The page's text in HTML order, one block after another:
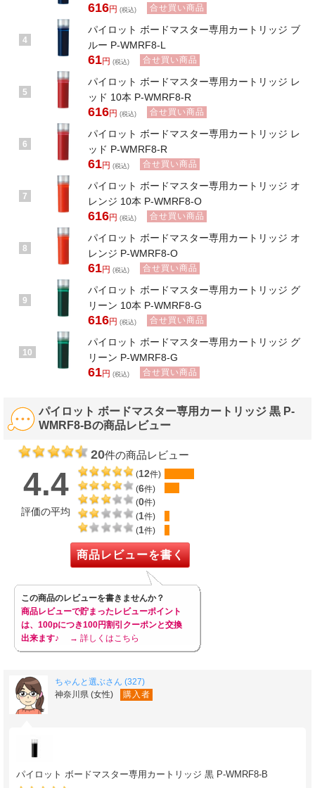
616円 (税込) 合せ買い商品
4
パイロット ボードマスター専用カートリッジ ブ
ルー P-WMRF8-L
61円 (税込) 合せ買い商品
5
パイロット ボードマスター専用カートリッジ レ
ッド 10本 P-WMRF8-R
616円 (税込) 合せ買い商品
6
パイロット ボードマスター専用カートリッジ レ
ッド P-WMRF8-R
61円 (税込) 合せ買い商品
7
パイロット ボードマスター専用カートリッジ オ
レンジ 10本 P-WMRF8-O
616円 (税込) 合せ買い商品
8
パイロット ボードマスター専用カートリッジ オ
レンジ P-WMRF8-O
61円 (税込) 合せ買い商品
9
パイロット ボードマスター専用カートリッジ グ
リーン 10本 P-WMRF8-G
616円 (税込) 合せ買い商品
10
パイロット ボードマスター専用カートリッジ グ
リーン P-WMRF8-G
61円 (税込) 合せ買い商品
パイロット ボードマスター専用カートリッジ 黒 P-
WMRF8-Bの商品レビュー
20件の商品レビュー
4.4
評価の平均
(12件)
(6件)
(0件)
(1件)
(1件)
商品レビューを書く
この商品のレビューを書きませんか？
商品レビューで貯まったレビューポイント
は、100pにつき100円割引クーポンと交換
出来ます♪
→ 詳しくはこちら
ちゃんと選ぶさん (327)
神奈川県 (女性)
購入者
パイロット ボードマスター専用カートリッジ 黒 P-WMRF8-B